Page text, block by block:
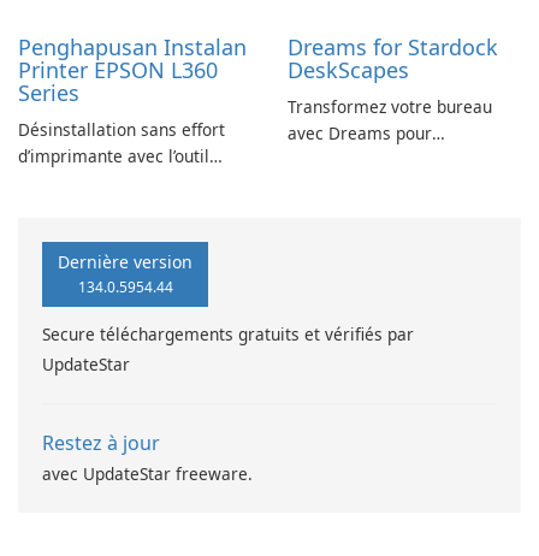
Penghapusan Instalan
Printer EPSON L360
Series
Désinstallation sans effort
d’imprimante avec l’outil
Dreams for Stardock
DeskScapes
Transformez votre bureau
avec Dreams pour
Dernière version
134.0.5954.44
Secure téléchargements gratuits et vérifiés par
UpdateStar
Restez à jour
avec UpdateStar freeware.